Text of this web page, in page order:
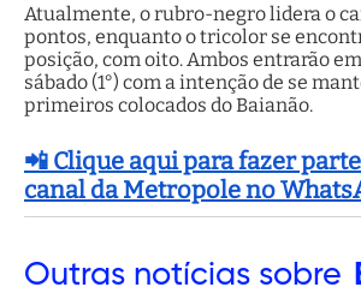
Atualmente, o rubro-negro lidera o
pontos, enquanto o tricolor se
posição, com oito. Ambos entrarão
sábado (1°) com a intenção de se
primeiros colocados do Baianão.
📲 Clique aqui para fazer
canal da Metropole no
Outras notícias sobre